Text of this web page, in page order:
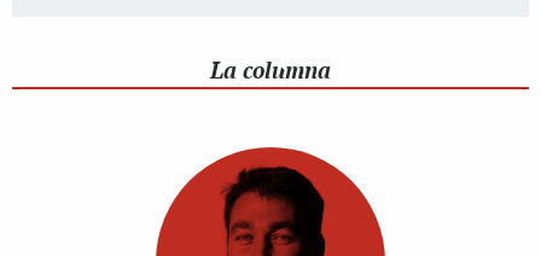
La columna